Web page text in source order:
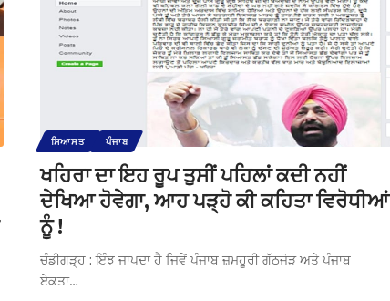
ਸਿਆਸਤ ਪੰਜਾਬ
ਖਹਿਰਾ ਦਾ ਇਹ ਰੂਪ ਤੁਸੀਂ ਪਹਿਲਾਂ ਕਦੀ ਨਹੀਂ
ਦੇਖਿਆ ਹੋਵੇਗਾ, ਆਹ ਪੜ੍ਹੋ ਕੀ ਕਹਿਤਾ ਵਿਰੋਧੀਆਂ
ਨੂੰ !
ਚੰਡੀਗੜ੍ਹ : ਇੰਝ ਜਾਪਦਾ ਹੈ ਜਿਵੇਂ ਪੰਜਾਬ ਜ਼ਮਹੂਰੀ ਗੱਠਜੋੜ ਅਤੇ ਪੰਜਾਬ
ਏਕਤਾ…